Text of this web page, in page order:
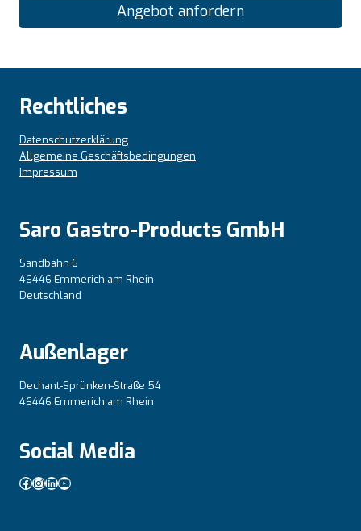
Angebot anfordern
Rechtliches
Datenschutzerklärung
Allgemeine Geschäftsbedingungen
Impressum
Saro Gastro-Products GmbH
Sandbahn 6
46446 Emmerich am Rhein
Deutschland
Außenlager
Dechant-Sprünken-Straße 54
46446 Emmerich am Rhein
Social Media
Facebook
Instagram
LinkedIn
YouTube